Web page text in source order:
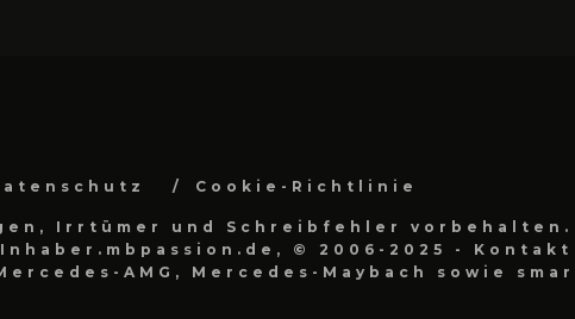
Cookie-Richtlinie
Irrtümer und Schreibfehler vorbehalten.
© 2006-2025 - Kontakt
AMG, Mercedes-Maybach sowie